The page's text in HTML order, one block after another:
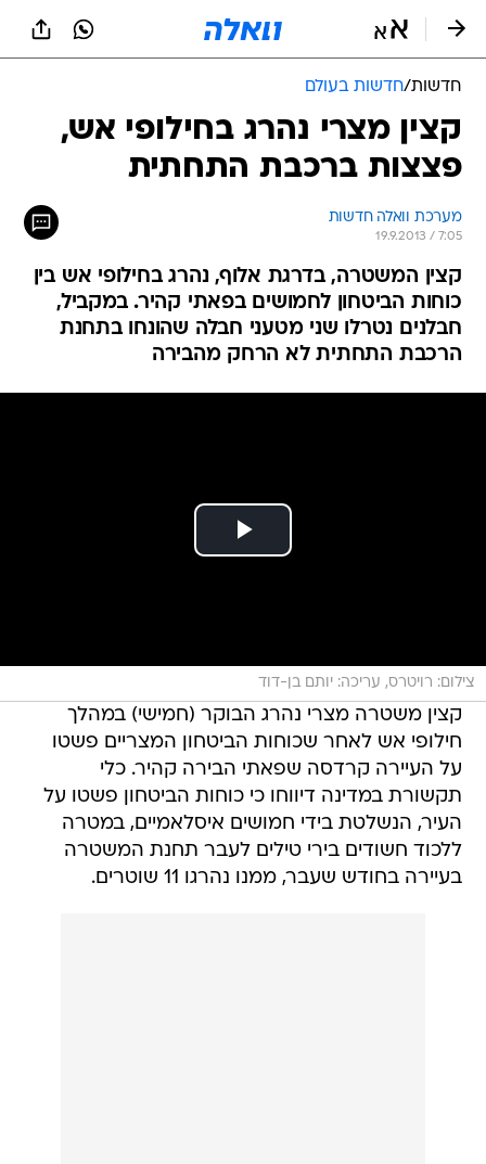
חדשות/חדשות בעולם
קצין מצרי נהרג בחילופי אש,
פצצות ברכבת התחתית
מערכת וואלה חדשות
19.9.2013 / 7:05
קצין המשטרה, בדרגת אלוף, נהרג בחילופי אש בין
כוחות הביטחון לחמושים בפאתי קהיר. במקביל,
חבלנים נטרלו שני מטעני חבלה שהונחו בתחנת
הרכבת התחתית לא הרחק מהבירה
צילום: רויטרס, עריכה: יותם בן-דוד
קצין משטרה מצרי נהרג הבוקר (חמישי) במהלך
חילופי אש לאחר שכוחות הביטחון המצריים פשטו
על העיירה קרדסה שפאתי הבירה קהיר. כלי
תקשורת במדינה דיווחו כי כוחות הביטחון פשטו על
העיר, הנשלטת בידי חמושים איסלאמיים, במטרה
ללכוד חשודים בירי טילים לעבר תחנת המשטרה
בעיירה בחודש שעבר, ממנו נהרגו 11 שוטרים.